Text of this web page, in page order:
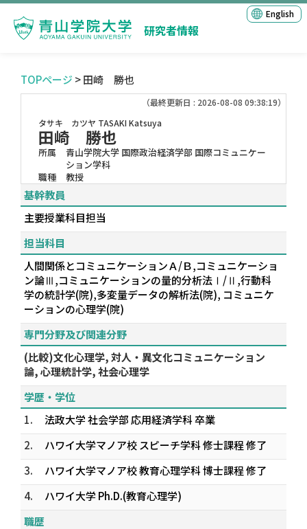
研究者情報
English
TOPページ > 田崎 勝也
（最終更新日 : 2026-08-08 09:38:19）
タサキ カツヤ TASAKI Katsuya
田崎 勝也
所属
青山学院大学 国際政治経済学部 国際コミュニケー
ション学科
職種
教授
基幹教員
主要授業科目担当
担当科目
人間関係とコミュニケーションＡ/Ｂ,コミュニケーショ
ン論Ⅲ,コミュニケーションの量的分析法Ⅰ/Ⅱ,行動科
学の統計学(院),多変量データの解析法(院), コミュニケ
ーションの心理学(院)
専門分野及び関連分野
(比較)文化心理学, 対人・異文化コミュニケーション
論, 心理統計学, 社会心理学
学歴・学位
1.
法政大学 社会学部 応用経済学科 卒業
2.
ハワイ大学マノア校 スピーチ学科 修士課程 修了
3.
ハワイ大学マノア校 教育心理学科 博士課程 修了
4.
ハワイ大学 Ph.D.(教育心理学)
職歴